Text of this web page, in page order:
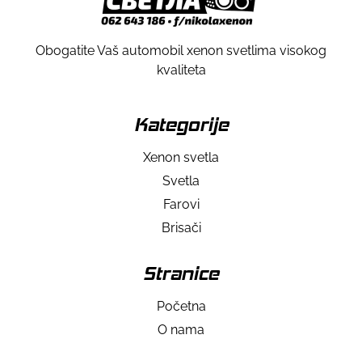
Obogatite Vaš automobil xenon svetlima visokog
kvaliteta
Kategorije
Xenon svetla
Svetla
Farovi
Brisači
Stranice
Početna
O nama